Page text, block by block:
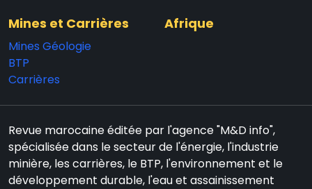
Mines et Carrières
Mines Géologie
BTP
Carrières
Afrique
Revue marocaine éditée par l'agence "M&D info",
spécialisée dans le secteur de l'énergie, l'industrie
minière, les carrières, le BTP, l'environnement et le
développement durable, l'eau et assainissement